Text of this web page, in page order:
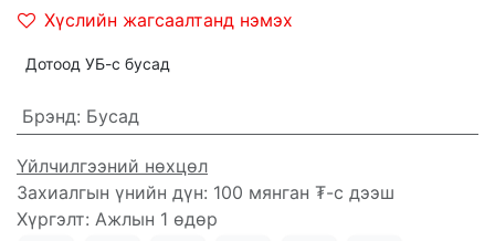
Хүслийн жагсаалтанд нэмэх
Дотоод УБ-с бусад
Брэнд: Бусад
Үйлчилгээний нөхцөл
Захиалгын үнийн дүн: 100 мянган ₮-с дээш
Хүргэлт: Ажлын 1 өдөр